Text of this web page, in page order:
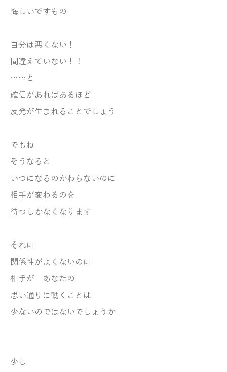
悔しいですもの
自分は悪くない！
間違えていない！！
……と
確信があればあるほど
反発が生まれることでしょう
でもね
そうなると
いつになるのかわらないのに
相手が変わるのを
待つしかなくなります
それに
関係性がよくないのに
相手が
あなたの
思い通りに動くことは
少ないのではないでしょうか
少し